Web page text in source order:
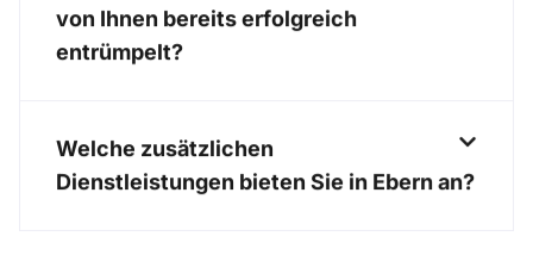
von Ihnen bereits erfolgreich
entrümpelt?
Welche zusätzlichen
Dienstleistungen bieten Sie in Ebern an?